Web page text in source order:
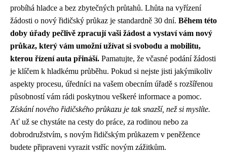
probíhá hladce a bez zbytečných průtahů. Lhůta na vyřízení
žádosti o nový řidičský průkaz je standardně 30 dní. Během této
doby úřady pečlivě zpracují vaši žádost a vystaví vám nový
průkaz, který vám umožní užívat si svobodu a mobilitu,
kterou řízení auta přináší. Pamatujte, že včasné podání žádosti
je klíčem k hladkému průběhu. Pokud si nejste jisti jakýmikoliv
aspekty procesu, úředníci na vašem obecním úřadě s rozšířenou
působností vám rádi poskytnou veškeré informace a pomoc.
Získání nového řidičského průkazu je tak snazší, než si myslíte.
Ať už se chystáte na cesty do práce, za rodinou nebo za
dobrodružstvím, s novým řidičským průkazem v peněžence
budete připraveni vyrazit vstříc novým zážitkům.